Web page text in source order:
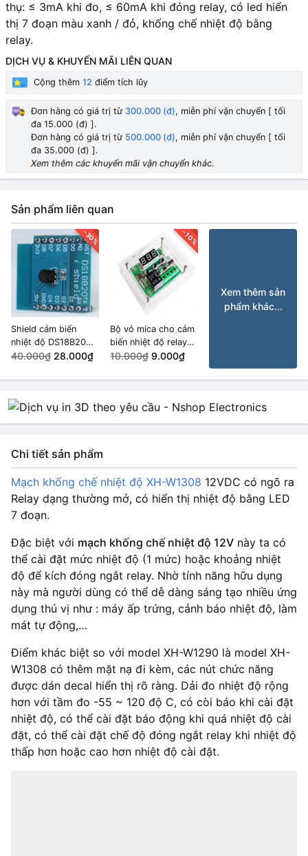
thụ: ≤ 3mA khi đo, ≤ 60mA khi đóng relay, có led hiển
thị 7 đoạn màu xanh / đỏ, khống chế nhiệt độ bằng
relay.
DỊCH VỤ & KHUYẾN MÃI LIÊN QUAN
Cộng thêm 12 điểm tích lũy
Đơn hàng có giá trị từ 300.000 (đ), miễn phí vận chuyển [ tối
đa 15.000 (đ) ].
Đơn hàng có giá trị từ 500.000 (đ), miễn phí vận chuyển [ tối
đa 35.000 (đ) ].
Xem thêm các khuyến mãi vận chuyển khác.
Sản phẩm liên quan
-30%
Shield cảm biến
nhiệt độ DS18B20
cho Lua D1 Mini
40.000₫ 28.000₫
-10%
Bộ vỏ mica cho cảm
biến nhiệt độ relay
chỉnh mức XH-W120
10.000₫ 9.000₫
Xem thêm sản
phẩm khác...
Chi tiết sản phẩm
Mạch khống chế nhiệt độ XH-W1308 12VDC có ngõ ra
Relay dạng thường mở, có hiển thị nhiệt độ bằng LED
7 đoạn.
Đặc biệt với mạch khống chế nhiệt độ 12V này ta có
thể cài đặt mức nhiệt độ (1 mức) hoặc khoảng nhiệt
độ để kích đóng ngắt relay. Nhờ tính năng hữu dụng
này mà người dùng có thể dễ dàng sáng tạo nhiều ứng
dụng thú vị như : máy ấp trứng, cảnh báo nhiệt độ, làm
mát tự động,…
Điểm khác biệt so với model XH-W1290 là model XH-
W1308 có thêm mặt nạ đi kèm, các nút chức năng
được dán decal hiển thị rõ ràng. Dải đo nhiệt độ rộng
hơn với tầm đo -55 ~ 120 độ C, có còi báo khi cài đặt
nhiệt độ, có thể cài đặt báo động khi quá nhiệt độ cài
đặt, có thể cài đặt chế độ đóng ngắt relay khi nhiệt độ
thấp hơn hoặc cao hơn nhiệt độ cài đặt.